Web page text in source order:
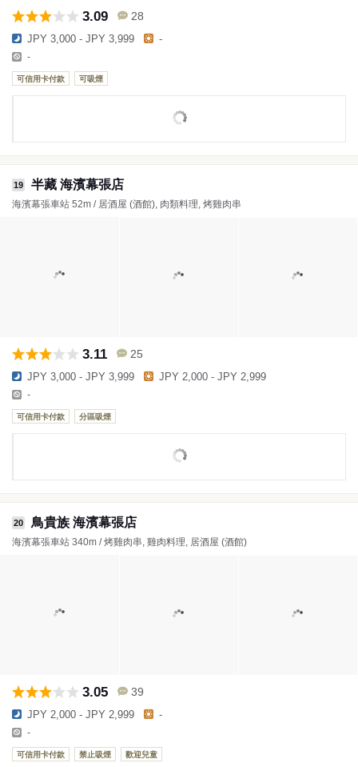
3.09 28
JPY 3,000 - JPY 3,999 -
-
可信用卡付款 可吸煙
19 半藏 海濱幕張店
海濱幕張車站 52m / 居酒屋 (酒館), 肉類料理, 烤雞肉串
3.11 25
JPY 3,000 - JPY 3,999 JPY 2,000 - JPY 2,999
-
可信用卡付款 分區吸煙
20 鳥貴族 海濱幕張店
海濱幕張車站 340m / 烤雞肉串, 雞肉料理, 居酒屋 (酒館)
3.05 39
JPY 2,000 - JPY 2,999 -
-
可信用卡付款 禁止吸煙 歡迎兒童